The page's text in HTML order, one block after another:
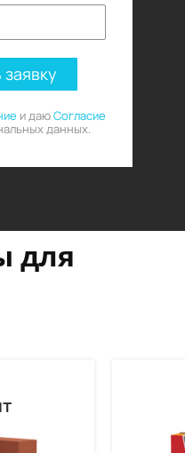
и даюСогласие
данных.
для